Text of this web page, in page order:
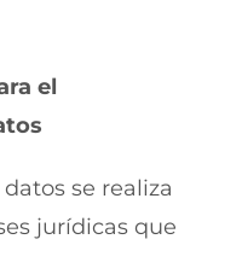
el
se realiza
jurídicas que